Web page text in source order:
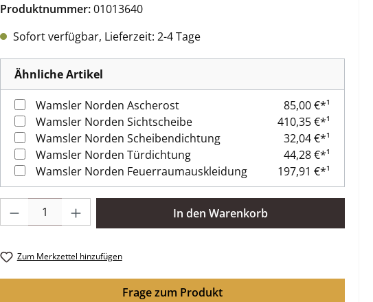
Produktnummer:01013640
Sofort verfügbar, Lieferzeit: 2-4 Tage
Ähnliche Artikel
Wamsler Norden Ascherost
85,00 €*¹
Wamsler Norden Sichtscheibe
410,35 €*¹
Wamsler Norden Scheibendichtung
32,04 €*¹
Wamsler Norden Türdichtung
44,28 €*¹
Wamsler Norden Feuerraumauskleidung
197,91 €*¹
Produkt Anzahl: Gib den gewünschten Wert ein oder benutze die
In den Warenkorb
Zum Merkzettel hinzufügen
Frage zum Produkt